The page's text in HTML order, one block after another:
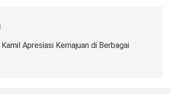
Kamil Apresiasi Kemajuan di Berbagai